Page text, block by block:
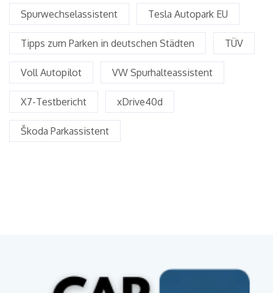
Spurwechselassistent Tesla Autopark EU
Tipps zum Parken in deutschen Städten TÜV
Voll Autopilot VW Spurhalteassistent
X7-Testbericht xDrive40d
Škoda Parkassistent